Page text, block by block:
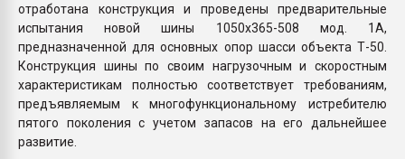
отработана конструкция и проведены предварительные
испытания новой шины 1050х365-508 мод. 1А,
предназначенной для основных опор шасси объекта Т-50.
Конструкция шины по своим нагрузочным и скоростным
характеристикам полностью соответствует требованиям,
предъявляемым к многофункциональному истребителю
пятого поколения с учетом запасов на его дальнейшее
развитие.